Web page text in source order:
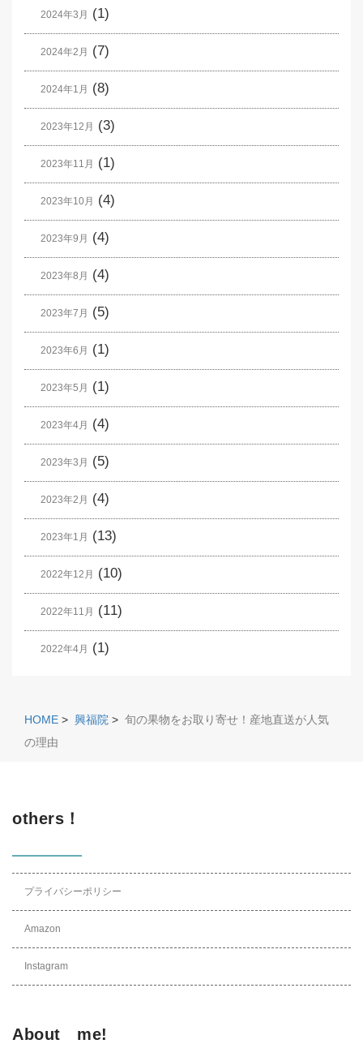
2024年3月 (1)
2024年2月 (7)
2024年1月 (8)
2023年12月 (3)
2023年11月 (1)
2023年10月 (4)
2023年9月 (4)
2023年8月 (4)
2023年7月 (5)
2023年6月 (1)
2023年5月 (1)
2023年4月 (4)
2023年3月 (5)
2023年2月 (4)
2023年1月 (13)
2022年12月 (10)
2022年11月 (11)
2022年4月 (1)
HOME > 興福院 > 旬の果物をお取り寄せ！産地直送が人気
の理由
others！
プライバシーポリシー
Amazon
Instagram
About me!